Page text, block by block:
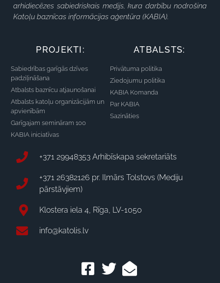
arhidiecēzes sabiedriskais medijs, kura darbību nodrošina
Katoļu baznīcas informācijas aģentūra (KABIA).
PROJEKTI:
Sabiedrības garīgās dzīves
padziļināšana
Atbalsts baznīcu atjaunošanai
Atbalsts katoļu organizācijām un
apvienībām
Garīgajam semināram 100
KABIA iniciatīvas
ATBALSTS:
Privātuma politika
Ziedojumu politika
KABIA Komanda
Par KABIA
Sazināties
+371 29948353 Arhibīskapa sekretariāts
+371 26382126 pr. Ilmārs Tolstovs (Mediju
pārstāvjiem)
Klostera iela 4, Rīga, LV-1050
info@katolis.lv